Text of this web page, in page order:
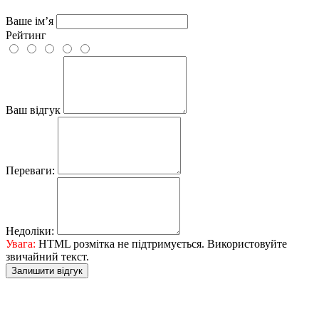
Ваше ім’я
Рейтинг
Ваш відгук
Переваги:
Недоліки:
Увага: HTML розмітка не підтримується. Використовуйте
звичайний текст.
Залишити відгук